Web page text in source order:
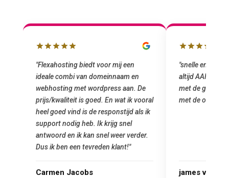
"snelle en vriendelijke service. staat
altijd AAN (: fijne prijzen vergeleken
met de grote jongens en dus nu al blij
met de overstap!"
james van oranje
"Top service.
het installeren
was meteen
gemaakt. Top
Marcel Thijs